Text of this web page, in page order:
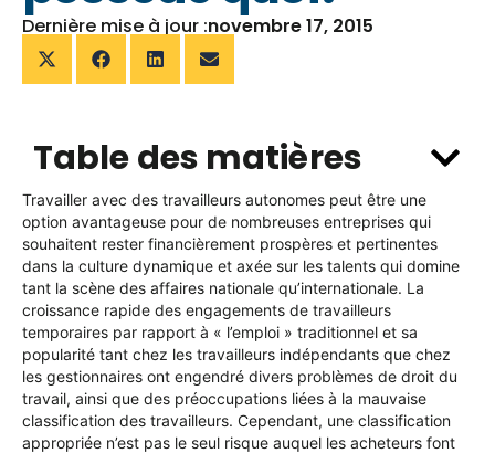
Dernière mise à jour :novembre 17, 2015
Table des matières
Travailler avec des travailleurs autonomes peut être une
option avantageuse pour de nombreuses entreprises qui
souhaitent rester financièrement prospères et pertinentes
dans la culture dynamique et axée sur les talents qui domine
tant la scène des affaires nationale qu’internationale. La
croissance rapide des engagements de travailleurs
temporaires par rapport à « l’emploi » traditionnel et sa
popularité tant chez les travailleurs indépendants que chez
les gestionnaires ont engendré divers problèmes de droit du
travail, ainsi que des préoccupations liées à la mauvaise
classification des travailleurs. Cependant, une classification
appropriée n’est pas le seul risque auquel les acheteurs font